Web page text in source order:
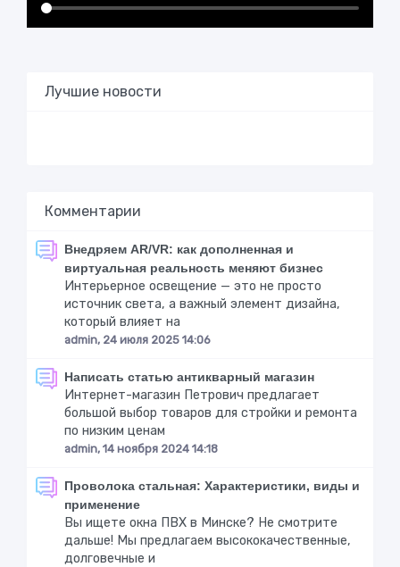
Лучшие новости
Комментарии
Внедряем AR/VR: как дополненная и
виртуальная реальность меняют бизнес
Интерьерное освещение — это не просто
источник света, а важный элемент дизайна,
который влияет на
admin, 24 июля 2025 14:06
Написать статью антикварный магазин
Интернет-магазин Петрович предлагает
большой выбор товаров для стройки и ремонта
по низким ценам
admin, 14 ноября 2024 14:18
Проволока стальная: Характеристики, виды и
применение
Вы ищете окна ПВХ в Минске? Не смотрите
дальше! Мы предлагаем высококачественные,
долговечные и